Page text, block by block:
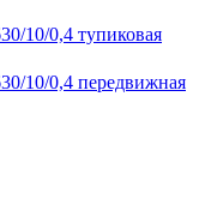
10/0,4 тупиковая
10/0,4 передвижная